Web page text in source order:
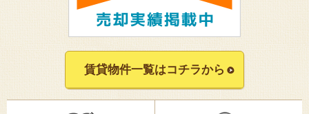
賃貸物件一覧はコチラから